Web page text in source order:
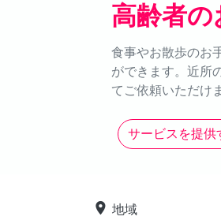
高齢者
食事やお散歩のお
ができます。近所
てご依頼いただけ
サービスを提供
place 地域